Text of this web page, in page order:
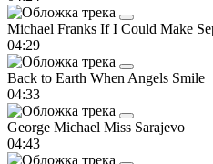
Michael Franks If I Could Make
04:29
Back to Earth When Angels Smile
04:33
George Michael Miss Sarajevo
04:43